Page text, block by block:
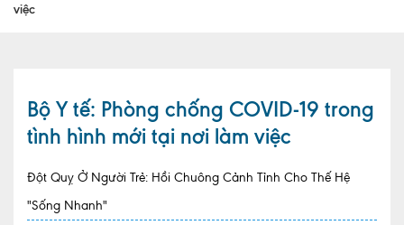
Đội ngũ y bác sĩ
Cơ sở vật chất
Hợp tác quốc tế
việc
Bộ Y tế: Phòng chống COVID-19 trong
tình hình mới tại nơi làm việc
Đột Quỵ Ở Người Trẻ: Hồi Chuông Cảnh Tỉnh Cho Thế Hệ
"Sống Nhanh"